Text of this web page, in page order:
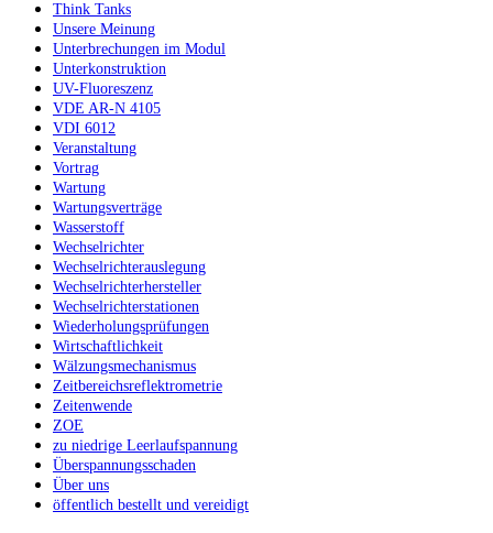
Think Tanks
Unsere Meinung
Unterbrechungen im Modul
Unterkonstruktion
UV-Fluoreszenz
VDE AR-N 4105
VDI 6012
Veranstaltung
Vortrag
Wartung
Wartungsverträge
Wasserstoff
Wechselrichter
Wechselrichterauslegung
Wechselrichterhersteller
Wechselrichterstationen
Wiederholungsprüfungen
Wirtschaftlichkeit
Wälzungsmechanismus
Zeitbereichsreflektrometrie
Zeitenwende
ZOE
zu niedrige Leerlaufspannung
Überspannungsschaden
Über uns
öffentlich bestellt und vereidigt